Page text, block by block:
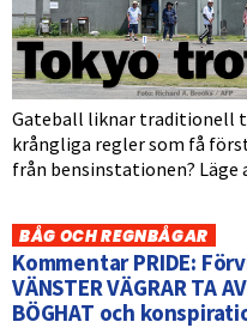
Gateball liknar traditionell
krångliga regler som få
från bensinstationen? Läge
BÅG OCH REGNBÅGAR
Kommentar PRIDE:
VÄNSTER VÄGRAR TA
BÖGHAT och